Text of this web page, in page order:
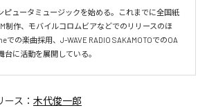
ピュータミュージックを始める。これまでに全国紙
制作、モバイルコロムビアなどでのリリースのほ
での楽曲採用、J-WAVE RADIO SAKAMOTOでのOA
台に活動を展開している。
ス： 木代俊一郎